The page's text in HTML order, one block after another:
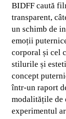
BIDFF caută
transparent,
un schimb de
emoții
corporal și cel
stilurile și
concept
într-un raport
modalitățile de
experimentul